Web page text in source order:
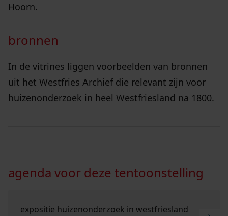
Hoorn.
bronnen
In de vitrines liggen voorbeelden van bronnen
uit het Westfries Archief die relevant zijn voor
huizenonderzoek in heel Westfriesland na 1800.
agenda voor deze tentoonstelling
expositie huizenonderzoek in westfriesland